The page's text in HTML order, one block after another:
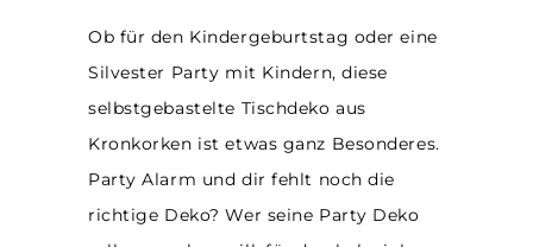
Ob für den Kindergeburtstag oder eine
Silvester Party mit Kindern, diese
selbstgebastelte Tischdeko aus
Kronkorken ist etwas ganz Besonderes.
Party Alarm und dir fehlt noch die
richtige Deko? Wer seine Party Deko